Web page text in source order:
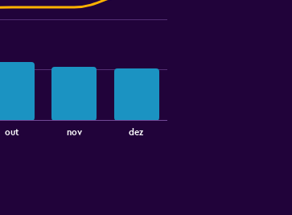
out nov dez